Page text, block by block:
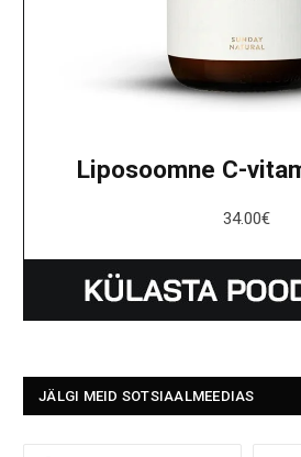
Liposoomne C-
34.00€
JÄLGI MEID SOTSIAALMEEDIAS